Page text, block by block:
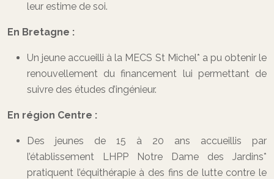
leur estime de soi.
En Bretagne :
Un jeune accueilli à la MECS St Michel* a pu obtenir le
renouvellement du financement lui permettant de
suivre des études d’ingénieur.
En région Centre :
Des jeunes de 15 à 20 ans accueillis par
l’établissement LHPP Notre Dame des Jardins*
pratiquent l’équithérapie à des fins de lutte contre le